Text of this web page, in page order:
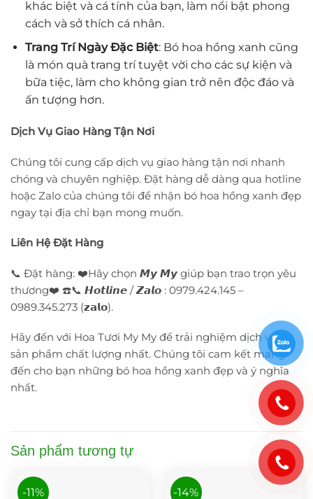
khác biệt và cá tính của bạn, làm nổi bật phong
cách và sở thích cá nhân.
Trang Trí Ngày Đặc Biệt: Bó hoa hồng xanh cũng
là món quà trang trí tuyệt vời cho các sự kiện và
bữa tiệc, làm cho không gian trở nên độc đáo và
ấn tượng hơn.
Dịch Vụ Giao Hàng Tận Nơi
Chúng tôi cung cấp dịch vụ giao hàng tận nơi nhanh
chóng và chuyên nghiệp. Đặt hàng dễ dàng qua hotline
hoặc Zalo của chúng tôi để nhận bó hoa hồng xanh đẹp
ngay tại địa chỉ bạn mong muốn.
Liên Hệ Đặt Hàng
📞 Đặt hàng: ❤️Hãy chọn 𝙈𝙮 𝙈𝙮 giúp bạn trao trọn yêu
thương❤️ ☎️📞 𝙃𝙤𝙩𝙡𝙞𝙣𝙚 / 𝙕𝙖𝙡𝙤 : 0979.424.145 –
0989.345.273 (𝘇𝗮𝗹𝗼).
Hãy đến với Hoa Tươi My My để trải nghiệm dịch vụ và
sản phẩm chất lượng nhất. Chúng tôi cam kết mang
đến cho bạn những bó hoa hồng xanh đẹp và ý nghĩa
nhất.
Sản phẩm tương tự
-11% -14%